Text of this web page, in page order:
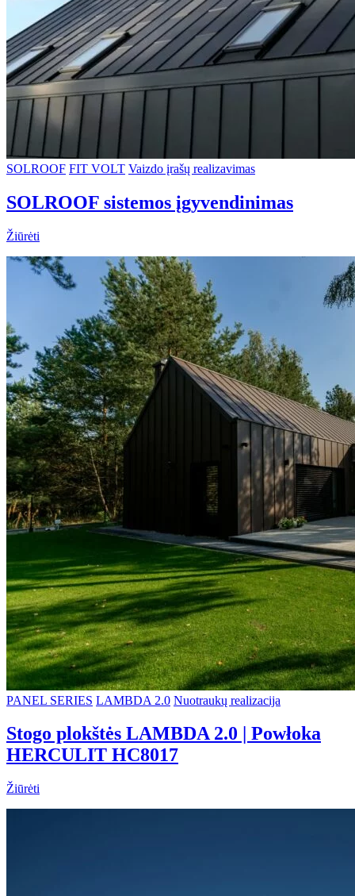
SOLROOF FIT VOLT Vaizdo įrašų realizavimas
SOLROOF sistemos įgyvendinimas
Žiūrėti
PANEL SERIES LAMBDA 2.0 Nuotraukų realizacija
Stogo plokštės LAMBDA 2.0 | Powłoka
HERCULIT HC8017
Žiūrėti